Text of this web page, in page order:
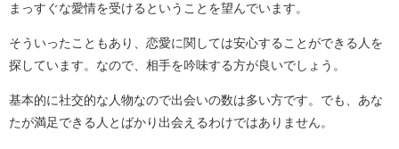
まっすぐな愛情を受けるということを望んでいます。
そういったこともあり、恋愛に関しては安心することができる人を
探しています。なので、相手を吟味する方が良いでしょう。
基本的に社交的な人物なので出会いの数は多い方です。でも、あな
たが満足できる人とばかり出会えるわけではありません。